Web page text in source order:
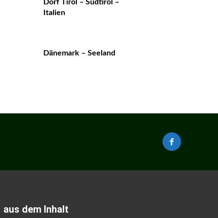
Dorf Tirol – Südtirol –
Italien
Dänemark – Seeland
aus dem Inhalt